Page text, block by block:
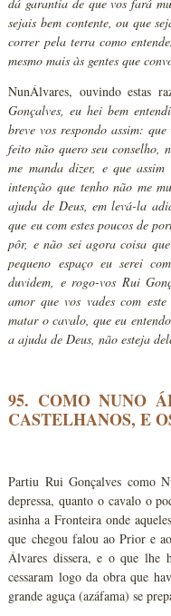
sejais bem contente, ou que
correr pela terra como
mesmo mais às gentes que
NunÁlvares, ouvindo estas
Gonçalves, eu hei bem
breve vos respondo assim:
feito não quero seu conselho,
me manda dizer, e que
intenção que tenho não me
ajuda de Deus, em levá-la
que eu com estes poucos de
pôr, e não sei agora coisa
pequeno espaço eu serei
duvidem, e rogo-vos Rui
amor que vos vades com
matar o cavalo, que eu
a ajuda de Deus, não esteja
95. COMO NUNO
CASTELHANOS, E
Partiu Rui Gonçalves como
depressa, quanto o cavalo o
asinha a Fronteira onde
que chegou falou ao Prior e
Álvares dissera, e o que lhe
cessaram logo da obra que
grande aguça (azáfama) se